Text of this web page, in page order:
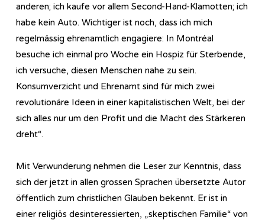
anderen; ich kaufe vor allem Second-Hand-Klamotten; ich
habe kein Auto. Wichtiger ist noch, dass ich mich
regelmässig ehrenamtlich engagiere: In Montréal
besuche ich einmal pro Woche ein Hospiz für Sterbende,
ich versuche, diesen Menschen nahe zu sein.
Konsumverzicht und Ehrenamt sind für mich zwei
revolutionäre Ideen in einer kapitalistischen Welt, bei der
sich alles nur um den Profit und die Macht des Stärkeren
dreht“.
Mit Verwunderung nehmen die Leser zur Kenntnis, dass
sich der jetzt in allen grossen Sprachen übersetzte Autor
öffentlich zum christlichen Glauben bekennt. Er ist in
einer religiös desinteressierten, „skeptischen Familie“ von